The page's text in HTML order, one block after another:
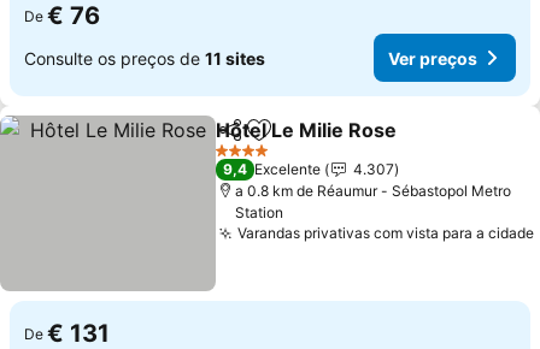
De € 76
Consulte os preços de 11 sites Ver preços
PartilharAdicionar aos favoritos
Hôtel Le Milie Rose
4 Estrelas
9,4 Excelente
4.307
a 0.8 km de Réaumur - Sébastopol Metro
Station
Varandas privativas com vista para a cidade
De € 131